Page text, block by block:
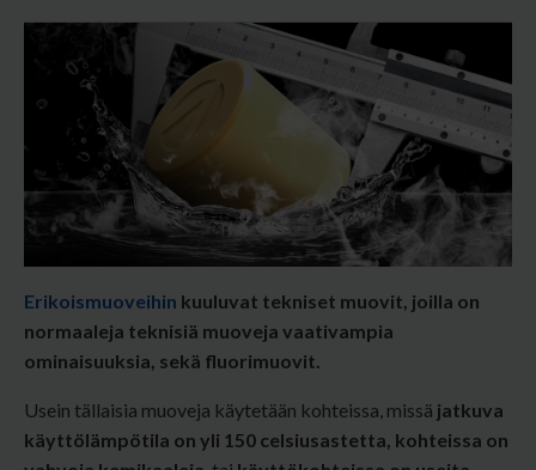
Erikoismuoveihin kuuluvat tekniset muovit, joilla on
normaaleja teknisiä muoveja vaativampia
ominaisuuksia, sekä fluorimuovit.
Usein tällaisia muoveja käytetään kohteissa, missä jatkuva
käyttölämpötila on yli 150 celsiusastetta, kohteissa on